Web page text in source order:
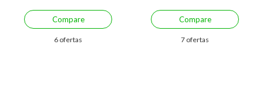
Compare
6 ofertas
Compare
7 ofertas